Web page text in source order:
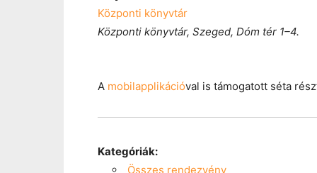
Központi könyvtár
Központi könyvtár, Szeged, Dóm tér 1–4.
A mobilapplikációval is támogatott séta
Kategóriák:
Összes rendezvény